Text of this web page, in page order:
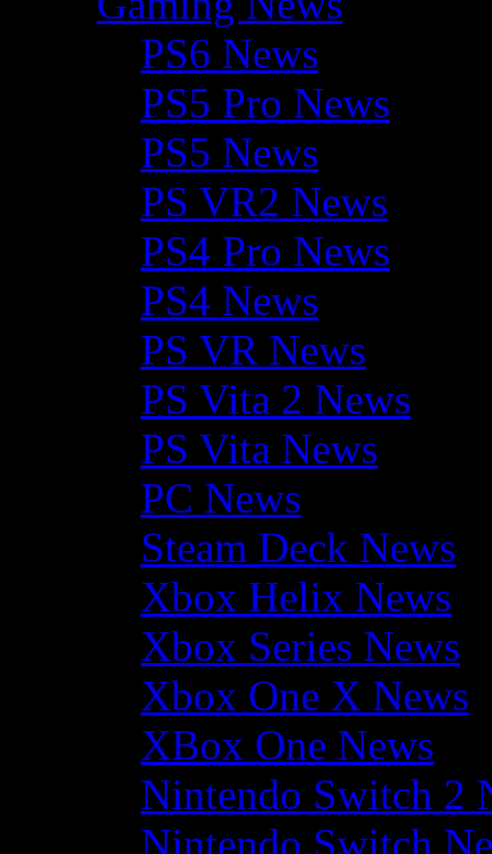
PS6 News
PS5 Pro News
PS5 News
PS VR2 News
PS4 Pro News
PS4 News
PS VR News
PS Vita 2 News
PS Vita News
PC News
Steam Deck News
Xbox Helix News
Xbox Series News
Xbox One X News
XBox One News
Nintendo Switch 2
Nintendo Switch